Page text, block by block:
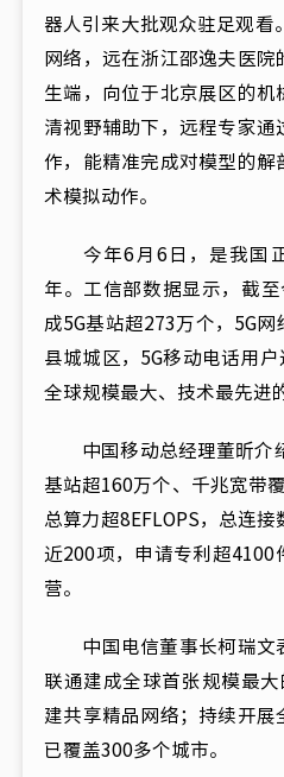
器人引来大批观众驻足观看
网络，远在浙江邵逸夫医院
生端，向位于北京展区的机
清视野辅助下，远程专家
作，能精准完成对模型的解
术模拟动作。
今年6月6日，是我国正
年。工信部数据显示，截
成5G基站超273万个，5G网
县城城区，5G移动电话用
全球规模最大、技术最先进
中国移动总经理董昕介
基站超160万个、千兆宽带
总算力超8EFLOPS，总连
近200项，申请专利超4100
营。
中国电信董事长柯瑞文
联通建成全球首张规模最
建共享精品网络；持续开展
已覆盖300多个城市。